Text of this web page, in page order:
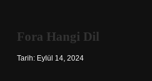
Fora Hangi Dil
Tarih: Eylül 14, 2024